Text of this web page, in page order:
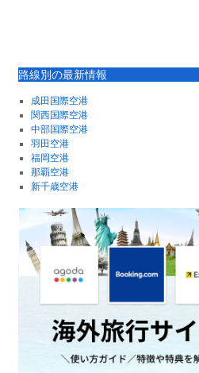
路線別の最新情報
成田国際空港
関西国際空港
中部国際空港
羽田空港
福岡空港
那覇空港
新千歳空港